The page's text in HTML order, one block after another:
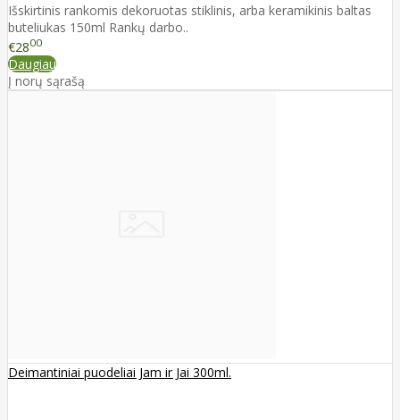
Išskirtinis rankomis dekoruotas stiklinis, arba keramikinis baltas
buteliukas 150ml Rankų darbo..
€2800
Daugiau
Į norų sąrašą
Deimantiniai puodeliai Jam ir Jai 300ml.